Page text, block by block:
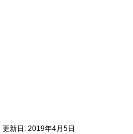
更新日: 2019年4月5日